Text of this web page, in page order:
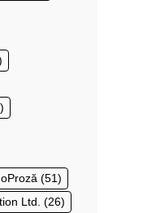
(51)
Ltd. (26)